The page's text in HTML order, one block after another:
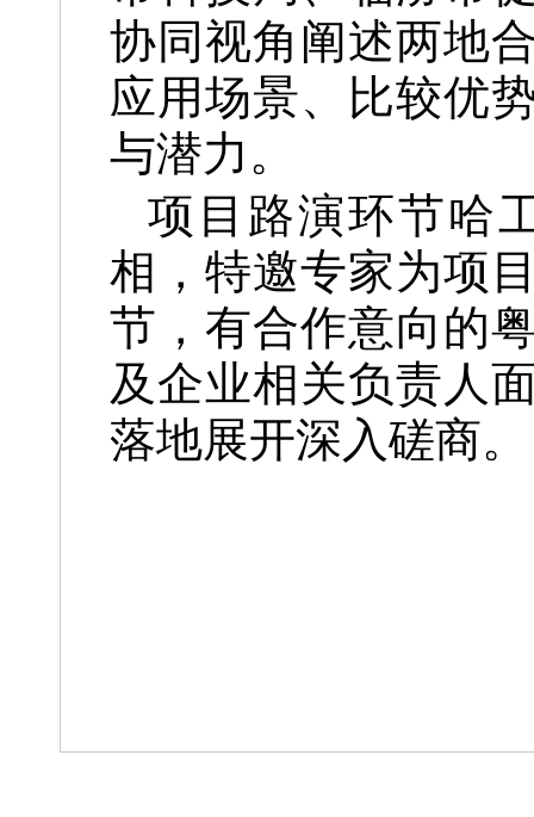
协同视角阐述两地
应用场景、比较优
与潜力。
项目路演环节哈
相，特邀专家为项
节，有合作意向的
及企业相关负责人
落地展开深入磋商。